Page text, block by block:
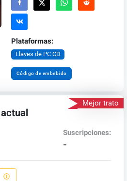
Plataformas:
Llaves de PC CD
Código de embebido
Mejor trato
Suscripciones:
-